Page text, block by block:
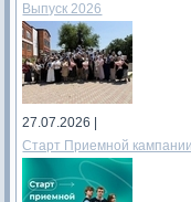
Выпуск 2026
27.07.2026 |
Старт Приемной